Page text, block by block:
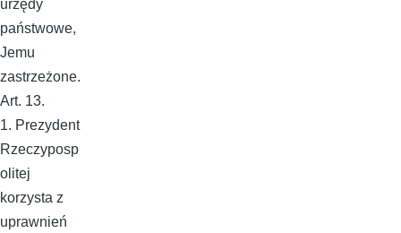
urzędy
państwowe,
Jemu
zastrzeżone.
Art. 13.
1. Prezydent
Rzeczyposp
olitej
korzysta z
uprawnień